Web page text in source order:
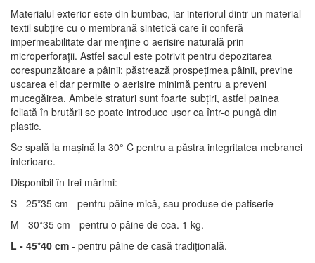
Materialul exterior este din bumbac, iar interiorul dintr-un material
textil subțire cu o membrană sintetică care îi conferă
impermeabilitate dar menține o aerisire naturală prin
microperforații. Astfel sacul este potrivit pentru depozitarea
corespunzătoare a pâinii: păstrează prospețimea pâinii, previne
uscarea ei dar permite o aerisire minimă pentru a preveni
mucegăirea. Ambele straturi sunt foarte subțiri, astfel painea
feliată în brutării se poate introduce ușor ca într-o pungă din
plastic.
Se spală la mașină la 30° C pentru a păstra integritatea mebranei
interioare.
Disponibil în trei mărimi:
S - 25*35 cm - pentru pâine mică, sau produse de patiserie
M - 30*35 cm - pentru o pâine de cca. 1 kg.
L - 45*40 cm - pentru pâine de casă tradițională.